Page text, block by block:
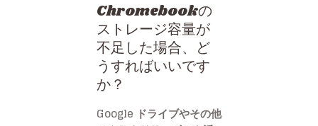
Chromebookの
ストレージ容量が
不足した場合、ど
うすればいいです
か？
Google ドライブやその他